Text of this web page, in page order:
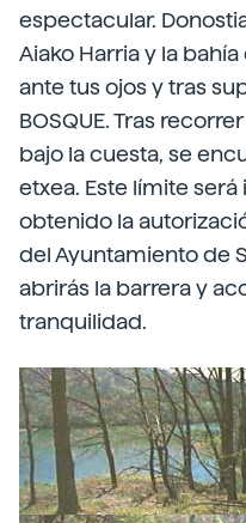
espectacular.
Aiako Harria y la
ante tus ojos y tras
BOSQUE. Tras
bajo la cuesta, se
etxea. Este límite
obtenido la
del Ayuntamiento de
abrirás la barrera y
tranquilidad.